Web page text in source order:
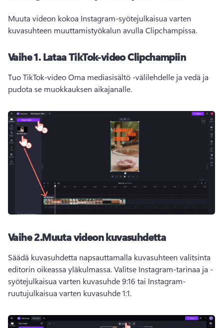
Muuta videon kokoa Instagram-syötejulkaisua varten
kuvasuhteen muuttamistyökalun avulla Clipchampissa.
Vaihe 1.Lataa TikTok-video Clipchampiin
Tuo TikTok-video Oma mediasisältö -välilehdelle ja vedä ja
pudota se muokkauksen aikajanalle.
Vaihe 2.Muuta videon kuvasuhdetta
Säädä kuvasuhdetta napsauttamalla kuvasuhteen valitsinta
editorin oikeassa yläkulmassa. Valitse Instagram-tarinaa ja -
syötejulkaisua varten kuvasuhde 9:16 tai Instagram-
ruutujulkaisua varten kuvasuhde 1:1.